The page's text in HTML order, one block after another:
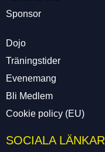
Sponsor
Dojo
Träningstider
Evenemang
Bli Medlem
Cookie policy (EU)
SOCIALA LÄNKAR